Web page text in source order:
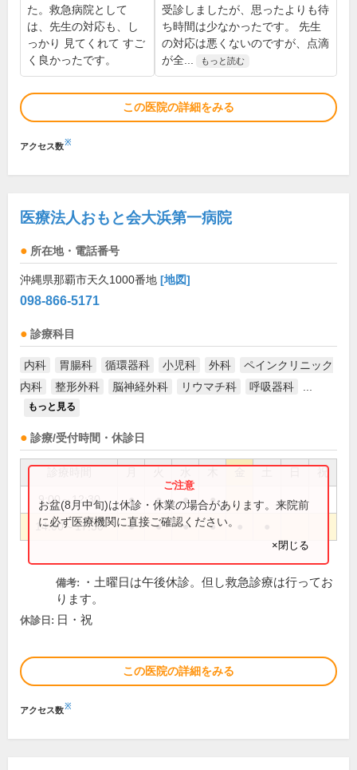
た。救急病院として
は、先生の対応も、し
っかり 見てくれて すご
く良かったです。
受診しましたが、思ったよりも待
ち時間は少なかったです。 先生
の対応は悪くないのですが、点滴
が全...
もっと読む
この医院の詳細をみる
アクセス数※
医療法人おもと会大浜第一病院
所在地・電話番号
沖縄県那覇市天久1000番地 [地図]
098-866-5171
診療科目
内科 胃腸科 循環器科 小児科 外科
ペインクリニック
内科
整形外科 脳神経外科 リウマチ科 呼吸器科
もっと見る
診療/受付時間・休診日
祝
9:00～12:30 ● ● ● ●
14:00～17:30 ● ● ● ●
お盆(8月中旬)は休診・休業の場合があります。来院前
に必ず医療機関に直接ご確認ください。
×閉じる
備考:
・土曜日は午後休診。但し救急診療は行ってお
ります。
休診日: 日・祝
この医院の詳細をみる
アクセス数※